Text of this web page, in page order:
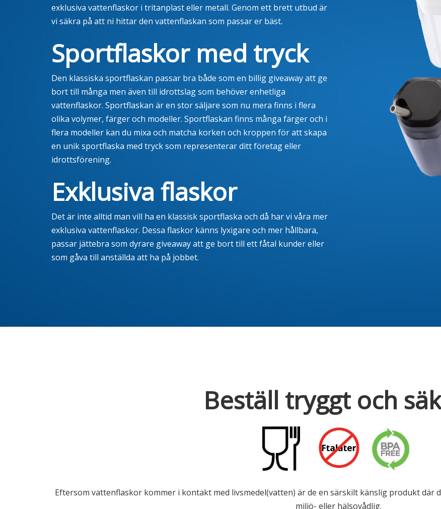
exklusiva vattenflaskor i tritanplast eller metall. Genom ett brett utbud är
vi säkra på att ni hittar den vattenflaskan som passar er bäst.
Sportflaskor med tryck
Den klassiska sportflaskan passar bra både som en billig giveaway att ge
bort till många men även till idrottslag som behöver enhetliga
vattenflaskor. Sportflaskan är en stor säljare som nu mera finns i flera
olika volymer, färger och modeller. Sportflaskan finns många färger och i
flera modeller kan du mixa och matcha korken och kroppen för att skapa
en unik sportflaska med tryck som representerar ditt företag eller
idrottsförening.
Exklusiva flaskor
Det är inte alltid man vill ha en klassisk sportflaska och då har vi våra mer
exklusiva vattenflaskor. Dessa flaskor känns lyxigare och mer hållbara,
passar jättebra som dyrare giveaway att ge bort till ett fåtal kunder eller
som gåva till anställda att ha på jobbet.
Beställ tryggt och
Eftersom vattenflaskor kommer i kontakt med livsmedel(vatten) är de en särskilt känslig produkt
miljö- eller hälsovådlig.